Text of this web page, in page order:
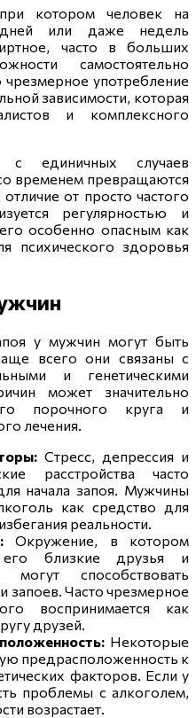
котором человек на
дней или даже недель
часто в больших
самостоятельно
чрезмерное употребление
зависимости, которая
и комплексного
с единичных случаев
временем превращаются
от просто частого
регулярностью и
особенно опасным как
психического здоровья
у мужчин могут быть
всего они связаны с
и генетическими
может значительно
порочного круга и
лечения.
Стресс, депрессия и
расстройства часто
начала запоя. Мужчины
как средство для
реальности.
Окружение, в котором
его близкие друзья и
способствовать
запоев. Часто чрезмерное
воспринимается как
друзей.
Некоторые
предрасположенность к
факторов. Если у
проблемы с алкоголем,
возрастает.